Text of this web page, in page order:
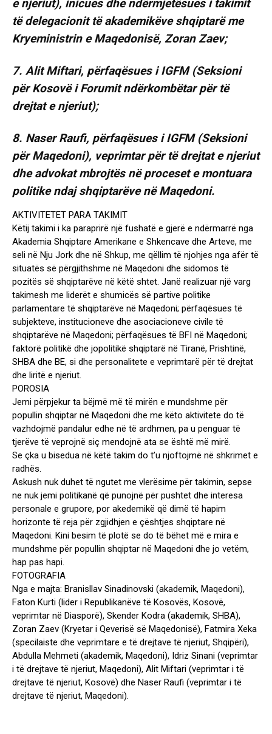
e njeriut), inicues dhe ndërmjetësues i takimit
të delegacionit të akademikëve shqiptarë me
Kryeministrin e Maqedonisë, Zoran Zaev;
7. Alit Miftari, përfaqësues i IGFM (Seksioni
për Kosovë i Forumit ndërkombëtar për të
drejtat e njeriut);
8. Naser Raufi, përfaqësues i IGFM (Seksioni
për Maqedoni), veprimtar për të drejtat e njeriut
dhe advokat mbrojtës në proceset e montuara
politike ndaj shqiptarëve në Maqedoni.
AKTIVITETET PARA TAKIMIT
Këtij takimi i ka paraprirë një fushatë e gjerë e ndërmarrë nga
Akademia Shqiptare Amerikane e Shkencave dhe Arteve, me
seli në Nju Jork dhe në Shkup, me qëllim të njohjes nga afër të
situatës së përgjithshme në Maqedoni dhe sidomos të
pozitës së shqiptarëve në këtë shtet. Janë realizuar një varg
takimesh me liderët e shumicës së partive politike
parlamentare të shqiptarëve në Maqedoni; përfaqësues të
subjekteve, institucioneve dhe asociacioneve civile të
shqiptarëve në Maqedoni; përfaqësues të BFI në Maqedoni;
faktorë politikë dhe jopolitikë shqiptarë në Tiranë, Prishtinë,
SHBA dhe BE, si dhe personalitete e veprimtarë për të drejtat
dhe liritë e njeriut.
POROSIA
Jemi përpjekur ta bëjmë më të mirën e mundshme për
popullin shqiptar në Maqedoni dhe me këto aktivitete do të
vazhdojmë pandalur edhe në të ardhmen, pa u penguar të
tjerëve të veprojnë siç mendojnë ata se është më mirë.
Se çka u bisedua në këtë takim do t’u njoftojmë në shkrimet e
radhës.
Askush nuk duhet të ngutet me vlerësime për takimin, sepse
ne nuk jemi politikanë që punojnë për pushtet dhe interesa
personale e grupore, por akedemikë që dimë të hapim
horizonte të reja për zgjidhjen e çështjes shqiptare në
Maqedoni. Kini besim të plotë se do të bëhet më e mira e
mundshme për popullin shqiptar në Maqedoni dhe jo vetëm,
hap pas hapi.
FOTOGRAFIA
Nga e majta: Branisllav Sinadinovski (akademik, Maqedoni),
Faton Kurti (lider i Republikanëve të Kosovës, Kosovë,
veprimtar në Diasporë), Skender Kodra (akademik, SHBA),
Zoran Zaev (Kryetar i Qeverisë së Maqedonisë), Fatmira Xeka
(specilaiste dhe veprimtare e të drejtave të njeriut, Shqipëri),
Abdulla Mehmeti (akademik, Maqedoni), Idriz Sinani (veprimtar
i të drejtave të njeriut, Maqedoni), Alit Miftari (veprimtar i të
drejtave të njeriut, Kosovë) dhe Naser Raufi (veprimtar i të
drejtave të njeriut, Maqedoni).